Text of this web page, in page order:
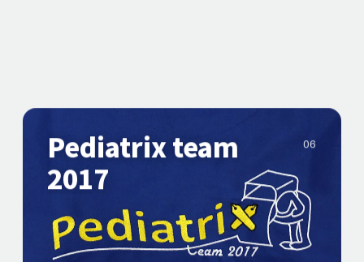
Pediatrix team
2017
06